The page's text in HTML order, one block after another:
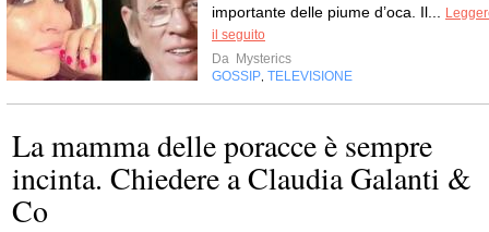
importante delle piume d’oca. Il...
il seguito
Da Mysterics
GOSSIP TELEVISIONE
La mamma delle poracce è sempre
incinta. Chiedere a Claudia Galanti &
Co